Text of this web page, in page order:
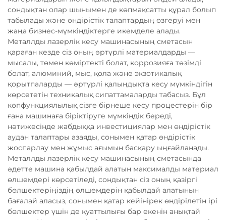
сондықтан олар шынымен де көпмақсатты құрал болып
табылады және өндірістік талаптардың өзгеруі мен
жаңа бизнес-мүмкіндіктерге икемделе алады.
Металлды лазерлік кесу машинасының сметасын
қараған кезде сіз оның әртүрлі материалдарды —
мысалы, төмен көміртекті болат, коррозияға төзімді
болат, алюминий, мыс, қола және экзотикалық
қорытпаларды — әртүрлі қалыңдықта кесу мүмкіндігін
көрсететін техникалық сипаттамаларды табасыз. Бұл
көпфункциялылық сізге бірнеше кесу процестерін бір
ғана машинаға біріктіруге мүмкіндік береді,
нәтижесінде жабдыққа инвестициялар мен өндірістік
аудан талаптары азаяды, сонымен қатар өндірістік
жоспарлау мен жұмыс ағымын басқару ыңғайланады.
Металлды лазерлік кесу машинасының сметасында
әдетте машина қабылдай алатын максималды материал
өлшемдері көрсетіледі, сондықтан сіз оның қазіргі
бөлшектеріңіздің өлшемдерін қабылдай алатынын
бағалай аласыз, сонымен қатар кейінірек өндірілетін ірі
бөлшектер үшін де қуаттылығы бар екенін анықтай